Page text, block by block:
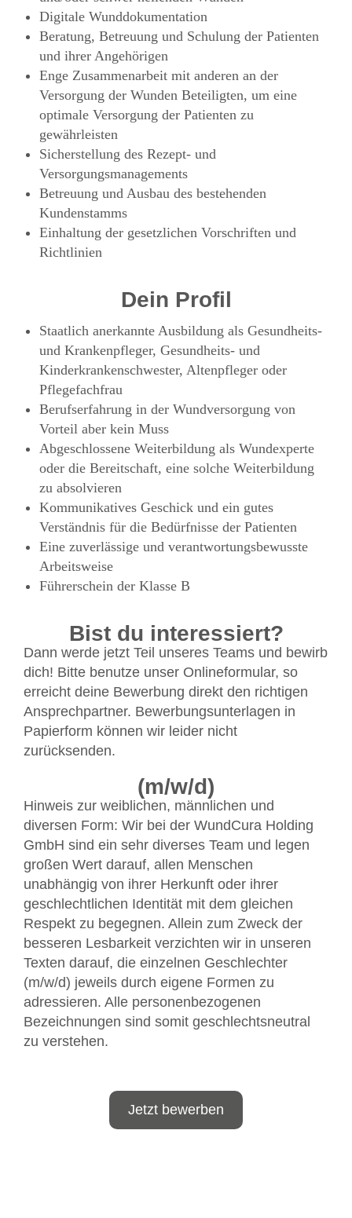
Digitale Wunddokumentation
Beratung, Betreuung und Schulung der Patienten
und ihrer Angehörigen
Enge Zusammenarbeit mit anderen an der
Versorgung der Wunden Beteiligten, um eine
optimale Versorgung der Patienten zu
gewährleisten
Sicherstellung des Rezept- und
Versorgungsmanagements
Betreuung und Ausbau des bestehenden
Kundenstamms
Einhaltung der gesetzlichen Vorschriften und
Richtlinien
Dein Profil
Staatlich anerkannte Ausbildung als Gesundheits-
und Krankenpfleger, Gesundheits- und
Kinderkrankenschwester, Altenpfleger oder
Pflegefachfrau
Berufserfahrung in der Wundversorgung von
Vorteil aber kein Muss
Abgeschlossene Weiterbildung als Wundexperte
oder die Bereitschaft, eine solche Weiterbildung
zu absolvieren
Kommunikatives Geschick und ein gutes
Verständnis für die Bedürfnisse der Patienten
Eine zuverlässige und verantwortungsbewusste
Arbeitsweise
Führerschein der Klasse B
Bist du interessiert?
Dann werde jetzt Teil unseres Teams und bewirb
dich! Bitte benutze unser Onlineformular, so
erreicht deine Bewerbung direkt den richtigen
Ansprechpartner. Bewerbungsunterlagen in
Papierform können wir leider nicht
zurücksenden.
(m/w/d)
Hinweis zur weiblichen, männlichen und
diversen Form: Wir bei der WundCura Holding
GmbH sind ein sehr diverses Team und legen
großen Wert darauf, allen Menschen
unabhängig von ihrer Herkunft oder ihrer
geschlechtlichen Identität mit dem gleichen
Respekt zu begegnen. Allein zum Zweck der
besseren Lesbarkeit verzichten wir in unseren
Texten darauf, die einzelnen Geschlechter
(m/w/d) jeweils durch eigene Formen zu
adressieren. Alle personenbezogenen
Bezeichnungen sind somit geschlechtsneutral
zu verstehen.
Jetzt bewerben